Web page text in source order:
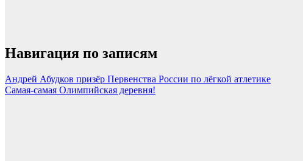
Навигация по записям
Андрей Абудков призёр Первенства России по лёгкой атлетике
Самая-самая Олимпийская деревня!